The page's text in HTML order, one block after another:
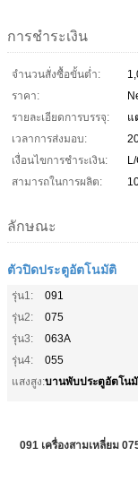
การชำระเงิน
จำนวนสั่งซื้อขั้นต่ำ:
ราคา:
รายละเอียดการบรรจุ:
แ
เวลาการส่งมอบ:
เงื่อนไขการชำระเงิน:
สามารถในการผลิต:
ลักษณะ
ตัวปิดประตูอัตโนมัติ
รุ่น1:
091
รุ่น2:
075
รุ่น3:
063A
รุ่น4:
055
แสงสูง:บานพับประตูอัตโน
091 เครื่องสามเหลี่ยม